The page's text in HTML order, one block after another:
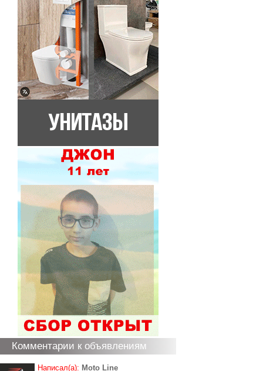
Комментарии к объявлениям
Написал(а): Moto Line